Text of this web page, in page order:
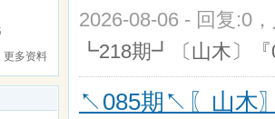
更多资料
2026-08-06 - 回复:0
┗218期┛〔山木〕
↖085期↖〖山木